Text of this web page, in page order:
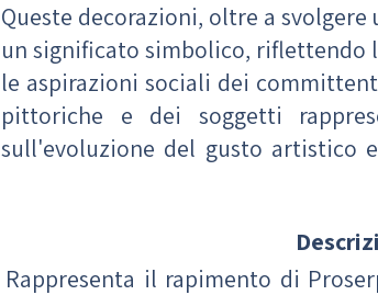
Queste decorazioni, oltre a
un significato simbolico, riflettendo
le aspirazioni sociali dei
pittoriche e dei soggetti
sull'evoluzione del gusto artistico
Rappresenta il rapimento di